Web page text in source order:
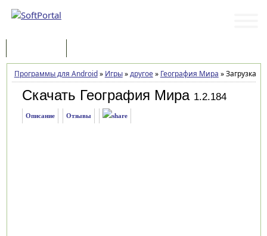
Программы для Android» Игры»другое» География Мира »Загрузка
Скачать География Мира 1.2.184
Описание Отзывы